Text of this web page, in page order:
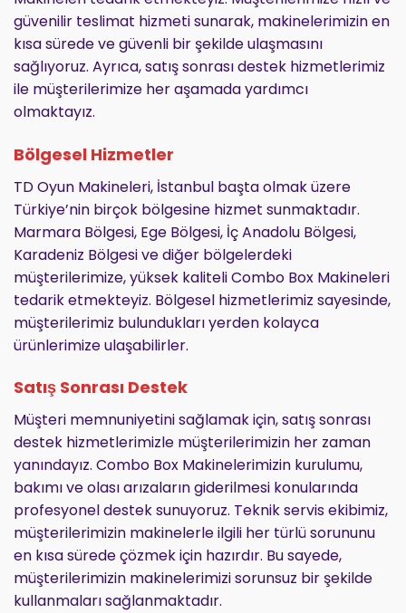
güvenilir teslimat hizmeti sunarak, makinelerimizin en
kısa sürede ve güvenli bir şekilde ulaşmasını
sağlıyoruz. Ayrıca, satış sonrası destek hizmetlerimiz
ile müşterilerimize her aşamada yardımcı
olmaktayız.
Bölgesel Hizmetler
TD Oyun Makineleri, İstanbul başta olmak üzere
Türkiye’nin birçok bölgesine hizmet sunmaktadır.
Marmara Bölgesi, Ege Bölgesi, İç Anadolu Bölgesi,
Karadeniz Bölgesi ve diğer bölgelerdeki
müşterilerimize, yüksek kaliteli Combo Box Makineleri
tedarik etmekteyiz. Bölgesel hizmetlerimiz sayesinde,
müşterilerimiz bulundukları yerden kolayca
ürünlerimize ulaşabilirler.
Satış Sonrası Destek
Müşteri memnuniyetini sağlamak için, satış sonrası
destek hizmetlerimizle müşterilerimizin her zaman
yanındayız. Combo Box Makinelerimizin kurulumu,
bakımı ve olası arızaların giderilmesi konularında
profesyonel destek sunuyoruz. Teknik servis ekibimiz,
müşterilerimizin makinelerle ilgili her türlü sorununu
en kısa sürede çözmek için hazırdır. Bu sayede,
müşterilerimizin makinelerimizi sorunsuz bir şekilde
kullanmaları sağlanmaktadır.